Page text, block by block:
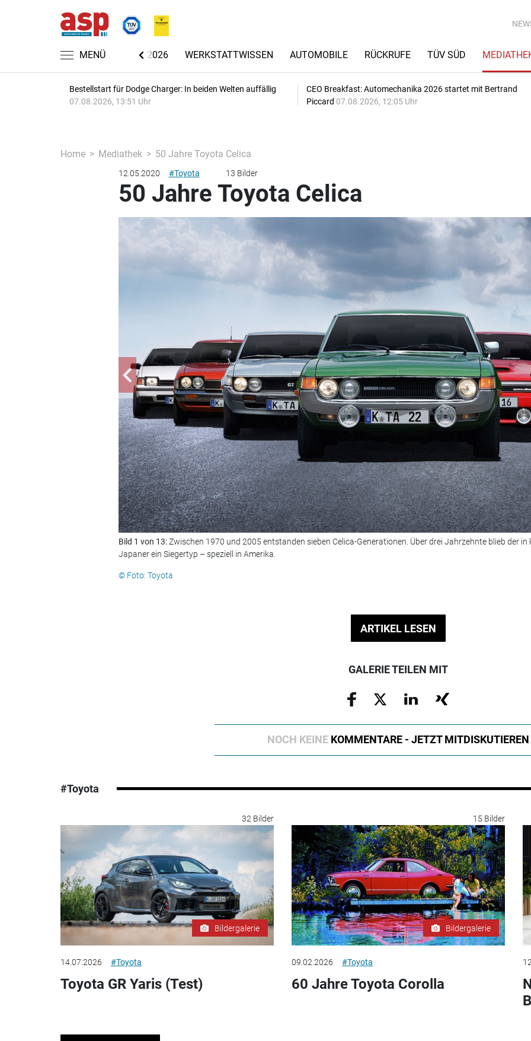
MENÜ
AUTOMECHANIKA 2026 WERKSTATTWISSEN AUTOMOBILE RÜCKRUFE TÜV SÜD
Bestellstart für Dodge Charger: In beiden Welten auffällig
07.08.2026, 13:51 Uhr
CEO Breakfast: Automechanika 2026 startet mit Bertrand
Piccard 07.08.2026, 12:05 Uhr
Home Mediathek 50 Jahre Toyota Celica
12.05.2020 #Toyota 13 Bilder
50 Jahre Toyota Celica
Bild 1 von 13:Zwischen 1970 und 2005 entstanden sieben Celica-Generationen. Über drei Jahrzehnte blieb der
Japaner ein Siegertyp – speziell in Amerika.
© Foto: Toyota
ARTIKEL LESEN
GALERIE TEILEN MIT
NOCH KEINE KOMMENTARE - JETZT MITDISKUTIEREN
#Toyota
32 Bilder
Bildergalerie
14.07.2026 #Toyota
Toyota GR Yaris (Test)
15 Bilder
Bildergalerie
09.02.2026 #Toyota
60 Jahre Toyota Corolla